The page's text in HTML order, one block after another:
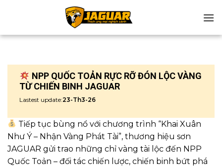
NPP QUỐC TOẢN RỰC RỠ ĐÓN LỘC VÀNG
TỪ CHIẾN BINH JAGUAR
Lastest update:23-Th3-26
Tiếp tục bùng nổ với chương trình “Khai Xuân
Như Ý – Nhận Vàng Phát Tài”, thương hiệu sơn
JAGUAR gửi trao những chỉ vàng tài lộc đến NPP
Quốc Toản – đối tác chiến lược, chiến binh bứt phá